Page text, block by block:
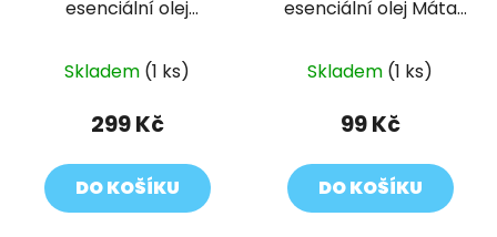
esenciální olej
okvětními lístky 30 ml
Skladem (1 ks)
299 Kč
DO KOŠÍKU
esenciální olej Máta
Skladem (1 ks)
99 Kč
DO KOŠÍKU